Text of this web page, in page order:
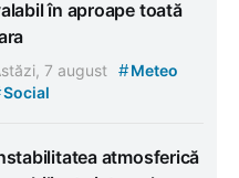
în aproape toată
7 august #Meteo
Social
atmosferică